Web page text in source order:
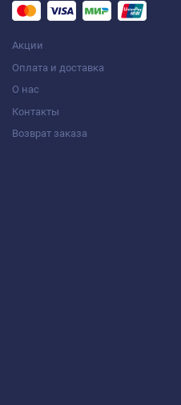
Акции
Оплата и доставка
О нас
Контакты
Возврат заказа